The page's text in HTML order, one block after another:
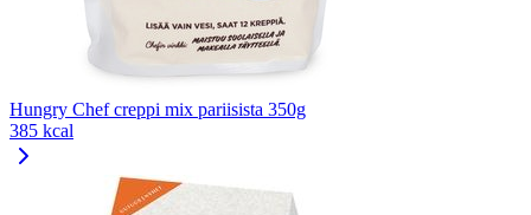
Hungry Chef creppi mix pariisista 350g
385 kcal